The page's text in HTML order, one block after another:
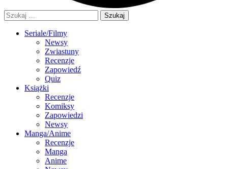
Szukaj:
Seriale/Filmy
Newsy
Zwiastuny
Recenzje
Zapowiedź
Quiz
Książki
Recenzje
Komiksy
Zapowiedzi
Newsy
Manga/Anime
Recenzje
Manga
Anime